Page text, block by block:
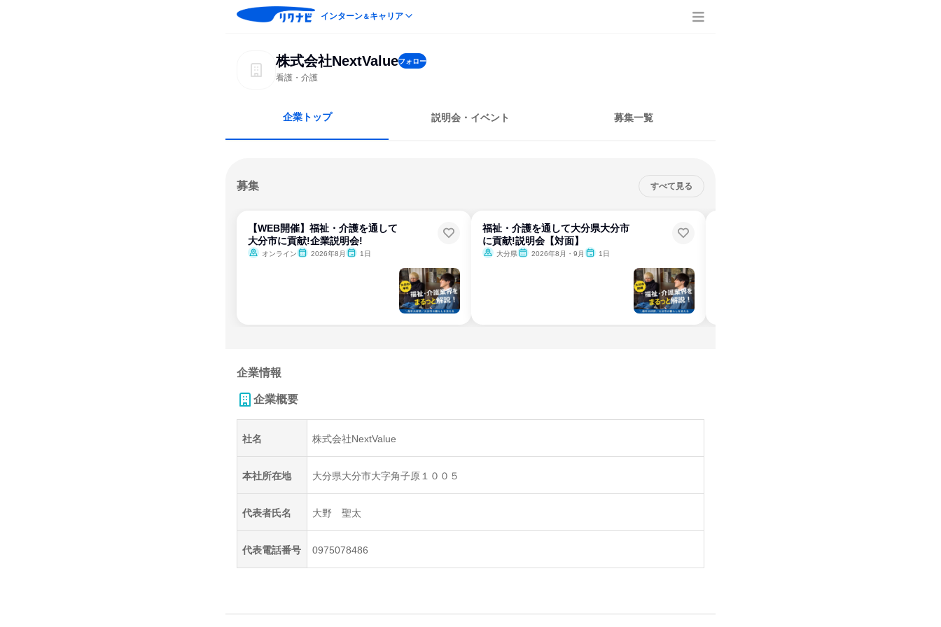
インターン＆キャリア
株式会社NextValueフォロー
看護・介護
企業トップ 説明会・イベント 募集一覧
募集 すべて見る
【WEB開催】福祉・介護を通して
大分市に貢献!企業説明会!
オンライン 2026年8月 1日
福祉・介護を通して大分県大分市
に貢献!説明会【対面】
大分県 2026年8月・9月 1日
企業情報
企業概要
社名 株式会社NextValue
本社所在地 大分県大分市大字角子原１００５
代表者氏名 大野 聖太
代表電話番号 0975078486